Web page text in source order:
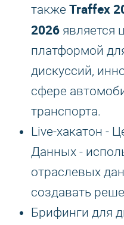
также Traffex
2026 является
платформой
дискуссий,
сфере
транспорта.
Live-хакатон -
Данных -
отраслевых
создавать
Брифинги для